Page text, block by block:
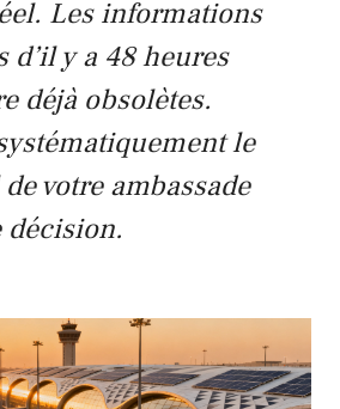
Les informations
d’il y a 48 heures
déjà obsolètes.
le
votre ambassade
décision.